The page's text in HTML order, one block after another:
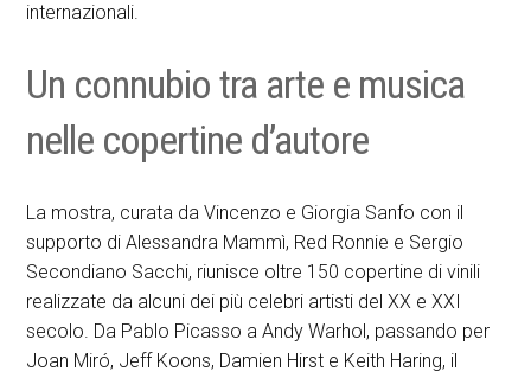
internazionali.
Un connubio tra arte e musica
nelle copertine d’autore
La mostra, curata da Vincenzo e Giorgia Sanfo con il
supporto di Alessandra Mammì, Red Ronnie e Sergio
Secondiano Sacchi, riunisce oltre 150 copertine di vinili
realizzate da alcuni dei più celebri artisti del XX e XXI
secolo. Da Pablo Picasso a Andy Warhol, passando per
Joan Miró, Jeff Koons, Damien Hirst e Keith Haring, il